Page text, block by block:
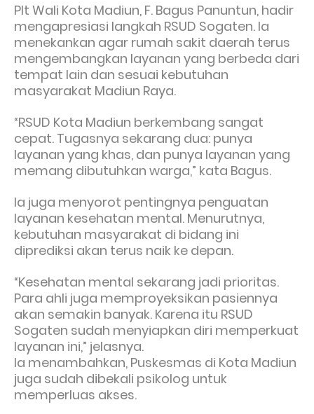
Plt Wali Kota Madiun, F. Bagus Panuntun, hadir
mengapresiasi langkah RSUD Sogaten. Ia
menekankan agar rumah sakit daerah terus
mengembangkan layanan yang berbeda dari
tempat lain dan sesuai kebutuhan
masyarakat Madiun Raya.
“RSUD Kota Madiun berkembang sangat
cepat. Tugasnya sekarang dua: punya
layanan yang khas, dan punya layanan yang
memang dibutuhkan warga,” kata Bagus.
Ia juga menyorot pentingnya penguatan
layanan kesehatan mental. Menurutnya,
kebutuhan masyarakat di bidang ini
diprediksi akan terus naik ke depan.
“Kesehatan mental sekarang jadi prioritas.
Para ahli juga memproyeksikan pasiennya
akan semakin banyak. Karena itu RSUD
Sogaten sudah menyiapkan diri memperkuat
layanan ini,” jelasnya.
Ia menambahkan, Puskesmas di Kota Madiun
juga sudah dibekali psikolog untuk
memperluas akses.